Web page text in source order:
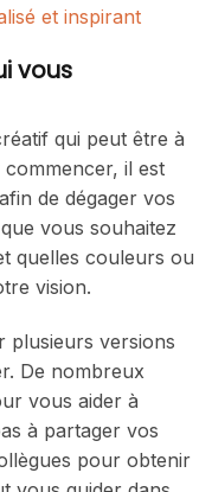
et inspirant
vous
qui peut être à
il est
de dégager vos
vous souhaitez
quelles couleurs ou
vision.
plusieurs versions
De nombreux
vous aider à
à partager vos
pour obtenir